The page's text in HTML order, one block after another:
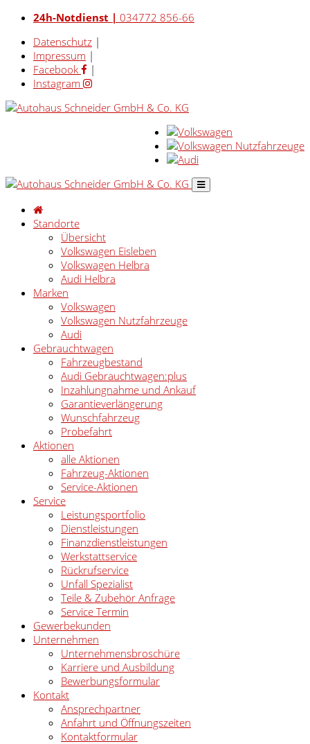
24h-Notdienst | 034772 856-66
Datenschutz |
Impressum |
Facebook
|
Instagram
Standorte
Übersicht
Volkswagen Eisleben
Volkswagen Helbra
Audi Helbra
Marken
Volkswagen
Volkswagen Nutzfahrzeuge
Audi
Gebrauchtwagen
Fahrzeugbestand
Audi Gebrauchtwagen:plus
Inzahlungnahme und Ankauf
Garantieverlängerung
Wunschfahrzeug
Probefahrt
Aktionen
alle Aktionen
Fahrzeug-Aktionen
Service-Aktionen
Service
Leistungsportfolio
Dienstleistungen
Finanzdienstleistungen
Werkstattservice
Rückrufservice
Unfall Spezialist
Teile & Zubehör Anfrage
Service Termin
Gewerbekunden
Unternehmen
Unternehmensbroschüre
Karriere und Ausbildung
Bewerbungsformular
Kontakt
Ansprechpartner
Anfahrt und Öffnungszeiten
Kontaktformular